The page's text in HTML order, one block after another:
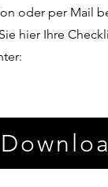
oder per Mail
hier Ihre